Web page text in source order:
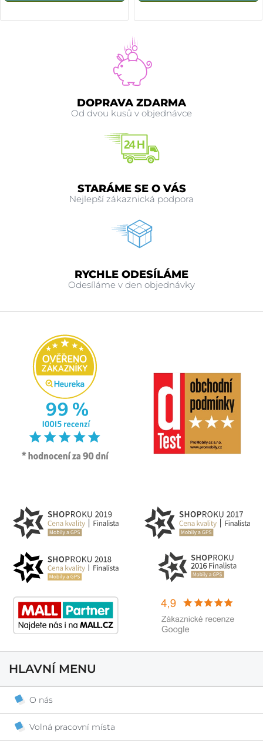
DOPRAVA ZDARMA
Od dvou kusů v objednávce
STARÁME SE O VÁS
Nejlepší zákaznická podpora
RYCHLE ODESÍLÁME
Odesíláme v den objednávky
HLAVNÍ MENU
O nás
Volná pracovní místa